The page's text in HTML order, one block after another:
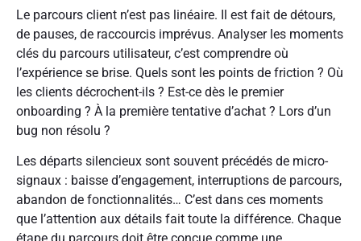
Le parcours client n’est pas linéaire. Il est fait de détours,
de pauses, de raccourcis imprévus. Analyser les moments
clés du parcours utilisateur, c’est comprendre où
l’expérience se brise. Quels sont les points de friction ? Où
les clients décrochent-ils ? Est-ce dès le premier
onboarding ? À la première tentative d’achat ? Lors d’un
bug non résolu ?
Les départs silencieux sont souvent précédés de micro-
signaux : baisse d’engagement, interruptions de parcours,
abandon de fonctionnalités… C’est dans ces moments
que l’attention aux détails fait toute la différence. Chaque